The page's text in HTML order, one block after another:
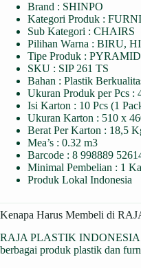
Brand : SHINPO
Kategori Produk :
Sub Kategori : CHAIRS
Pilihan Warna : BIRU,
Tipe Produk :
SKU : SIP 261 TS
Bahan : Plastik
Ukuran Produk per Pcs :
Isi Karton : 10 Pcs (1
Ukuran Karton : 510 x
Berat Per Karton : 18,5
Mea’s : 0.32 m3
Barcode : 8 998889
Minimal Pembelian : 1
Produk Lokal Indonesia
Kenapa Harus Membeli di
RAJA PLASTIK INDONESIA
berbagai produk plastik dan